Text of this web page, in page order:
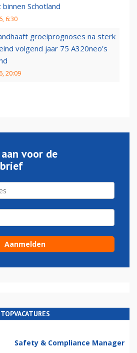
Schotland
6:30
groeiprognoses na sterk
volgend jaar 75 A320neo’s
20:09
voor de
TOPVACATURES
Safety & Compliance Manager